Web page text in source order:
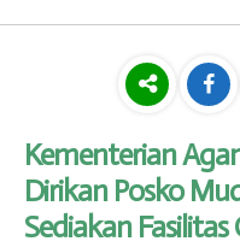
PMBM
ABSENSI
STRUKTUR ORGANISASI
SARANA PRASARANA
ALAMAT
KURIKULUM
KURIKULUM MADRASAH
OSIS
FOTO
VIDEO
DOWNLOAD
SK / JADWAL (2023/2024)
PRESTASI
Kementerian
Dirikan Posko
Sediakan